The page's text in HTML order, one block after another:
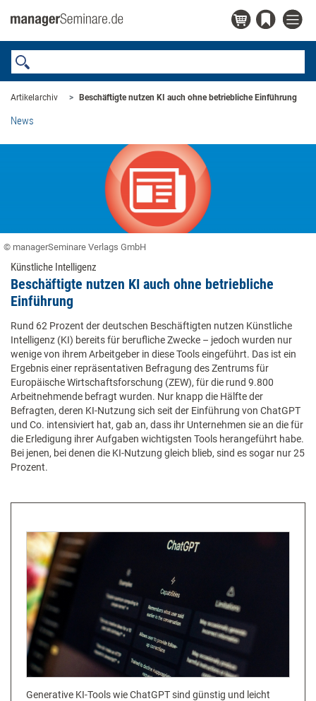
Artikelarchiv Beschäftigte nutzen KI auch ohne betriebliche Einführung
News
© managerSeminare Verlags GmbH
Künstliche Intelligenz
Beschäftigte nutzen KI auch ohne betriebliche
Einführung
Rund 62 Prozent der deutschen Beschäftigten nutzen Künstliche
Intelligenz (KI) bereits für berufliche Zwecke – jedoch wurden nur
wenige von ihrem Arbeitgeber in diese Tools eingeführt. Das ist ein
Ergebnis einer repräsentativen Befragung des Zentrums für
Europäische Wirtschaftsforschung (ZEW), für die rund 9.800
Arbeitnehmende befragt wurden. Nur knapp die Hälfte der
Befragten, deren KI-Nutzung sich seit der Einführung von ChatGPT
und Co. intensiviert hat, gab an, dass ihr Unternehmen sie an die für
die Erledigung ihrer Aufgaben wichtigsten Tools herangeführt habe.
Bei jenen, bei denen die KI-Nutzung gleich blieb, sind es sogar nur 25
Prozent.
Generative KI-Tools wie ChatGPT sind günstig und leicht